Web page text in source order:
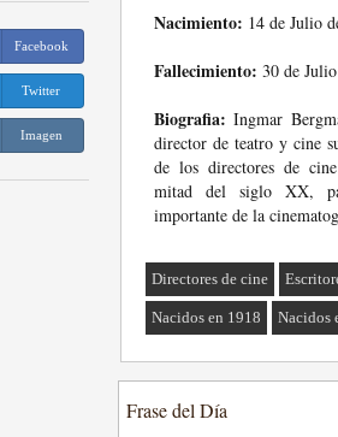
Facebook
Twitter
Imagen
Nacimiento: 14 de Julio
Fallecimiento: 30 de
Biografia: Ingmar
director de teatro y cine
de los directores de
mitad del siglo XX,
importante de la
Directores de cine
Nacidos en 1918 Nacidos
Frase del Día